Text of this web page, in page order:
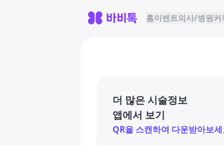
홈이벤트의사/병원커
더 많은 시술정보
앱에서 보기
QR을 스캔하여 다운받아보세